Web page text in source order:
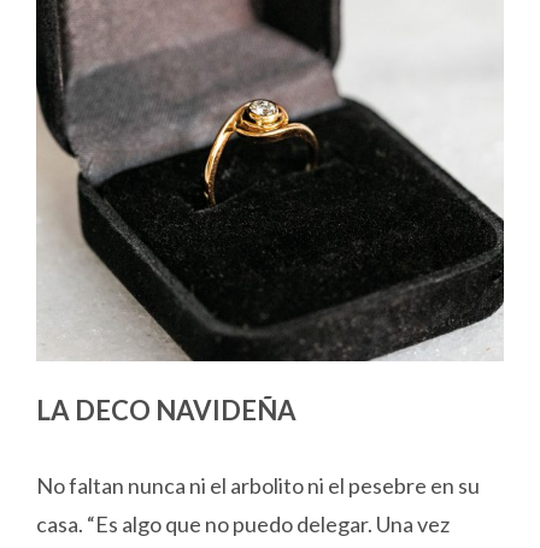
LA DECO NAVIDEÑA
No faltan nunca ni el arbolito ni el pesebre en su
casa. “Es algo que no puedo delegar. Una vez